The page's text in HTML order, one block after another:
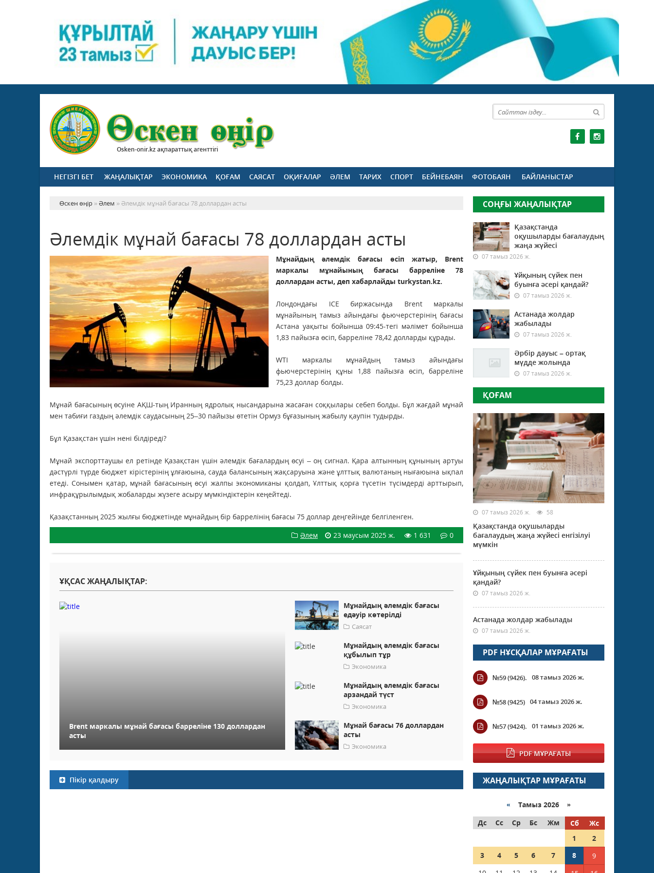
Osken-onir.kz ақпараттық агенттігі
НЕГІЗГІ БЕТ ЖАҢАЛЫҚТАР ЭКОНОМИКА ҚОҒАМ САЯСАТ ОҚИҒАЛАР ӘЛЕМ ТАРИХ СПОРТ БЕЙНЕБАЯН ФОТОБАЯН БАЙЛАНЫСТАР
Өскен өңір »Әлем » Әлемдік мұнай бағасы 78 доллардан асты
Әлемдік мұнай бағасы 78 доллардан асты
Мұнайдың әлемдік бағасы өсіп жатыр, Brent
маркалы мұнайының бағасы барреліне 78
доллардан асты, деп хабарлайды turkystan.kz.
Лондондағы ICE биржасында Brent маркалы
мұнайының тамыз айындағы фьючерстерінің бағасы
Астана уақыты бойынша 09:45-тегі мәлімет бойынша
1,83 пайызға өсіп, барреліне 78,42 долларды құрады.
WTI маркалы мұнайдың тамыз айындағы
фьючерстерінің құны 1,88 пайызға өсіп, барреліне
75,23 доллар болды.
Мұнай бағасының өсуіне АҚШ-тың Иранның ядролық нысандарына жасаған соққылары себеп болды. Бұл жағдай мұнай
мен табиғи газдың әлемдік саудасының 25–30 пайызы өтетін Ормуз бұғазының жабылу қаупін тудырды.
Бұл Қазақстан үшін нені білдіреді?
Мұнай экспорттаушы ел ретінде Қазақстан үшін әлемдік бағалардың өсуі – оң сигнал. Қара алтынның құнының артуы
дәстүрлі түрде бюджет кірістерінің ұлғаюына, сауда балансының жақсаруына және ұлттық валютаның нығаюына ықпал
етеді. Сонымен қатар, мұнай бағасының өсуі жалпы экономиканы қолдап, Ұлттық қорға түсетін түсімдерді арттырып,
инфрақұрылымдық жобаларды жүзеге асыру мүмкіндіктерін кеңейтеді.
Қазақстанның 2025 жылғы бюджетінде мұнайдың бір баррелінің бағасы 75 доллар деңгейінде белгіленген.
Әлем
23 маусым 2025 ж. 1 631 0
ҰҚСАС ЖАҢАЛЫҚТАР:
Brent маркалы мұнай бағасы барреліне 130 доллардан
асты
Мұнайдың әлемдік бағасы
едәуір көтерілді
Саясат
Мұнайдың әлемдік бағасы
құбылып тұр
Экономика
Мұнайдың әлемдік бағасы
арзандай түст
Экономика
Мұнай бағасы 76 доллардан
асты
Экономика
Пікір қалдыру
СОҢҒЫ ЖАҢАЛЫҚТАР
Қазақстанда
оқушыларды бағалаудың
жаңа жүйесі
07 тамыз 2026 ж.
Ұйқының сүйек пен
буынға әсері қандай?
07 тамыз 2026 ж.
Астанада жолдар
жабылады
07 тамыз 2026 ж.
Әрбір дауыс – ортақ
мүдде жолында
07 тамыз 2026 ж.
ҚОҒАМ
07 тамыз 2026 ж. 58
Қазақстанда оқушыларды
бағалаудың жаңа жүйесі енгізілуі
мүмкін
Ұйқының сүйек пен буынға әсері
қандай?
07 тамыз 2026 ж.
Астанада жолдар жабылады
07 тамыз 2026 ж.
PDF НҰСҚАЛАР МҰРАҒАТЫ
№59 (9426). 08 тамыз 2026 ж.
№58 (9425) 04 тамыз 2026 ж.
№57 (9424). 01 тамыз 2026 ж.
PDF МҰРАҒАТЫ
ЖАҢАЛЫҚТАР МҰРАҒАТЫ
« Тамыз 2026 »
Дс
Сс Ср Бс Жм Сб
Жс
1
2
3
4 5 6 7 8
9